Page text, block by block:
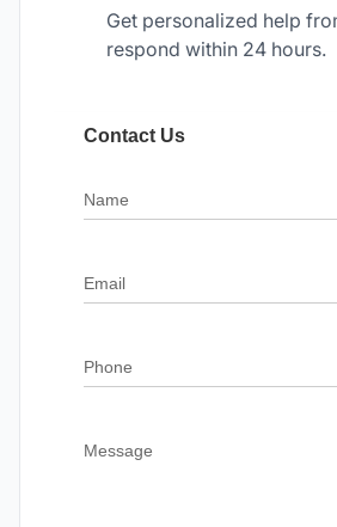
Get personalized help
respond within 24 hours.